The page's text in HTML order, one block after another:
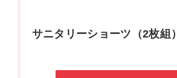
サニタリーショーツ（2枚組）